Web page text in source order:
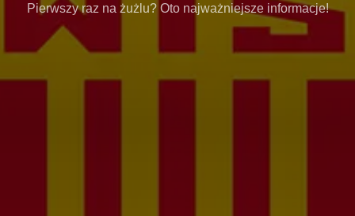
Pierwszy raz na żużlu? Oto najważniejsze informacje!